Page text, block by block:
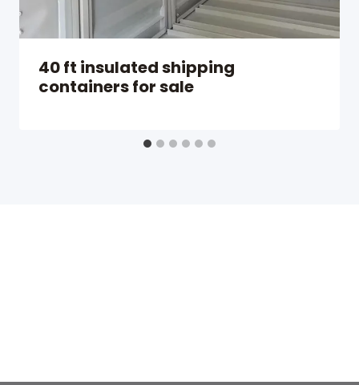
40 ft insulated shipping
containers for sale